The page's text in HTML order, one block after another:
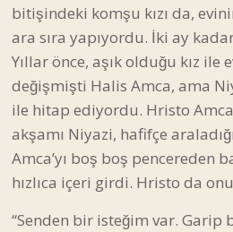
bitişindeki komşu kızı da,
ara sıra yapıyordu. İki ay
Yıllar önce, aşık olduğu kız ile
değişmişti Halis Amca, ama
ile hitap ediyordu. Hristo
akşamı Niyazi, hafifçe
Amca’yı boş boş pencereden
hızlıca içeri girdi. Hristo da
“Senden bir isteğim var. Garip